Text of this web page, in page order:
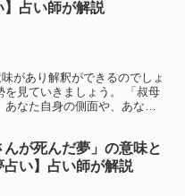
】占い師が解説
があり解釈ができるのでしょ
を見ていきましょう。 「叔母
なた自身の側面や、あなた
んが死んだ夢」の意味と
占い】占い師が解説